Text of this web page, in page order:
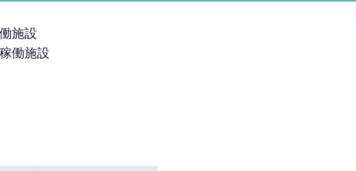
施設
働施設